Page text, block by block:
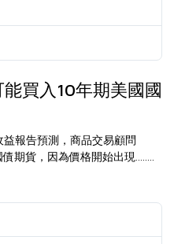
能買入10年期美國國
報告預測，商品交易顧問
期貨，因為價格開始出現........